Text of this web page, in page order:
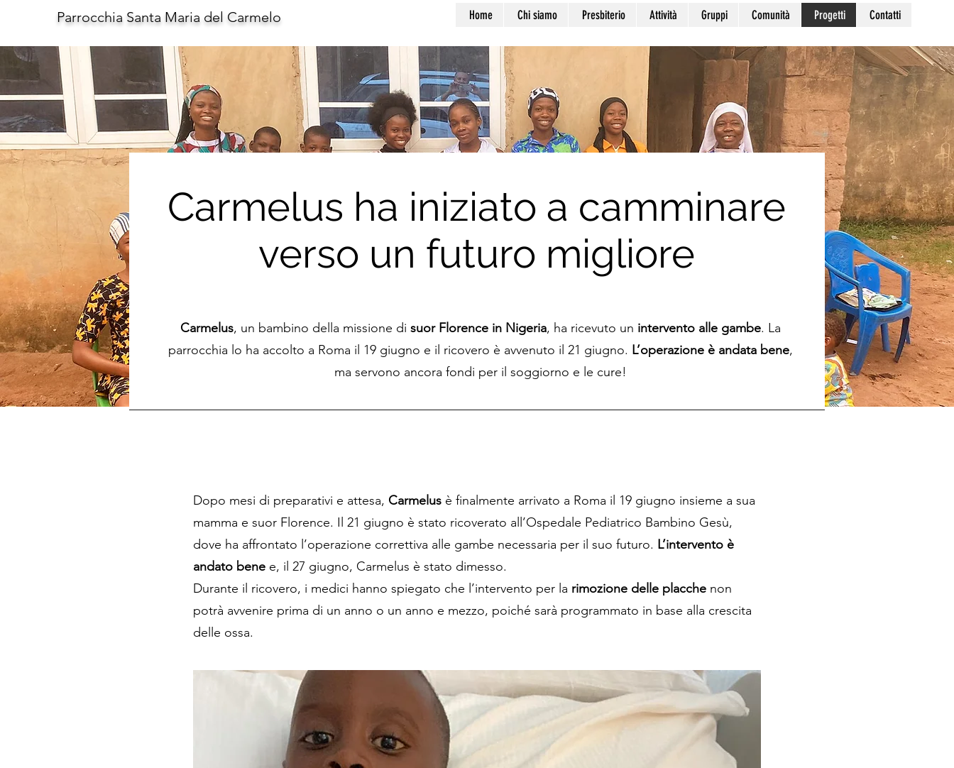
Parrocchia Santa Maria del Carmelo Home Chi siamo Presbiterio Attività Gruppi Comunità Progetti Contatti
Carmelus ha iniziato a camminare
verso un futuro migliore
Carmelus, un bambino della missione di suor Florence in Nigeria, ha ricevuto un intervento alle gambe. La
parrocchia lo ha accolto a Roma il 19 giugno e il ricovero è avvenuto il 21 giugno. L’operazione è andata bene,
ma servono ancora fondi per il soggiorno e le cure!
Dopo mesi di preparativi e attesa, Carmelus è finalmente arrivato a Roma il 19 giugno insieme a sua
mamma e suor Florence. Il 21 giugno è stato ricoverato all’Ospedale Pediatrico Bambino Gesù,
dove ha affrontato l’operazione correttiva alle gambe necessaria per il suo futuro. L’intervento è
andato bene e, il 27 giugno, Carmelus è stato dimesso.
Durante il ricovero, i medici hanno spiegato che l’intervento per la rimozione delle placche non
potrà avvenire prima di un anno o un anno e mezzo, poiché sarà programmato in base alla crescita
delle ossa.